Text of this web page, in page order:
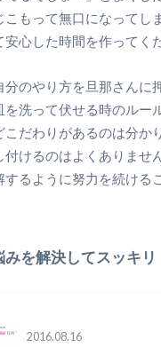
こもって無口になってし
心した時間を作ってく
分のやり方を旦那さんに
を洗って伏せる時のルー
だわりがあるのは分か
付けるのはよくありませ
るように努力を続ける
を解決してスッキリ
2016.08.16